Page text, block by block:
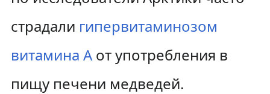
страдали гипервитаминозом
витамина Аот употребления в
пищу печени медведей.